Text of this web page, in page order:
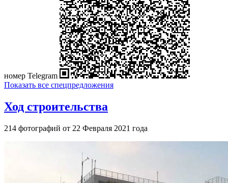
номер Telegram
Показать все спецпредложения
Ход строительства
214 фотографий от 22 Февраля 2021 года